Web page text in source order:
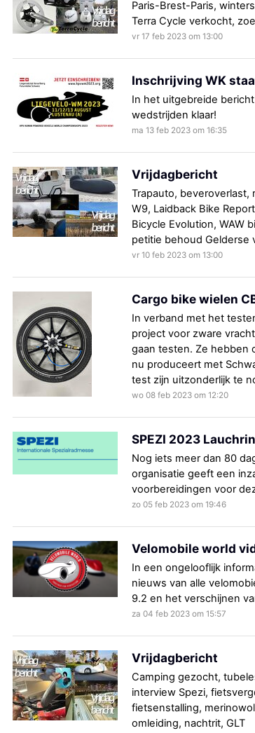
Paris-Brest-Paris,
Terra Cycle verkocht,
vr 17 feb 2023 om 13:00
Inschrijving WK
In het uitgebreide
wedstrijden klaar!
ma 13 feb 2023 om 16:35
Vrijdagbericht
Trapauto, beveroverlast,
W9, Laidback Bike
Bicycle Evolution, WAW
petitie behoud Gelderse
vr 10 feb 2023 om 13:00
Cargo bike wielen
In verband met het
project voor zware
gaan testen. Ze hebben
nu produceert met
test zijn uitzonderlijk te
wo 08 feb 2023 om 12:20
SPEZI 2023
Nog iets meer dan 80
organisatie geeft een
voorbereidingen voor
zo 05 feb 2023 om 19:46
Velomobile world
In een ongelooflijk
nieuws van alle
9.2 en het verschijnen
za 04 feb 2023 om 15:57
Vrijdagbericht
Camping gezocht,
interview Spezi,
fietsenstalling,
omleiding, nachtrit, GLT